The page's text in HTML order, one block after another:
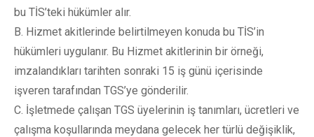
bu TİS’teki hükümler alır.
B. Hizmet akitlerinde belirtilmeyen konuda bu TİS’in
hükümleri uygulanır. Bu Hizmet akitlerinin bir örneği,
imzalandıkları tarihten sonraki 15 iş günü içerisinde
işveren tarafından TGS’ye gönderilir.
C. İşletmede çalışan TGS üyelerinin iş tanımları, ücretleri ve
çalışma koşullarında meydana gelecek her türlü değişiklik,